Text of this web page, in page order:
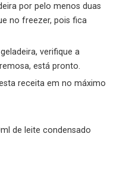
por pelo menos duas
no freezer, pois fica
está pronto.